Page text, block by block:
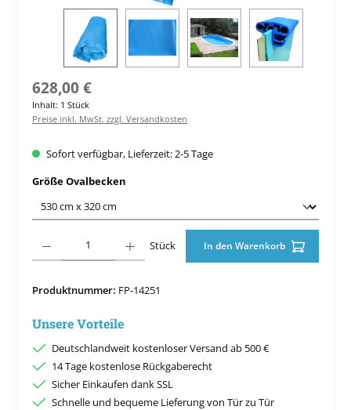
Regulärer Preis:
628,00 €
Inhalt: 1 Stück
Preise inkl. MwSt. zzgl. Versandkosten
Sofort verfügbar, Lieferzeit: 2-5 Tage
Größe Ovalbecken
Stück In den Warenkorb
Produktnummer: FP-14251
Unsere Vorteile
Deutschlandweit kostenloser Versand ab 500 €
14 Tage kostenlose Rückgaberecht
Sicher Einkaufen dank SSL
Schnelle und bequeme Lieferung von Tür zu Tür